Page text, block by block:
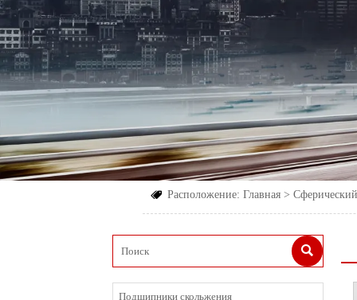
 Расположение:Главная >

Подшипники скольжения